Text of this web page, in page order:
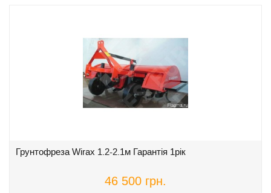
Грунтофреза Wirax 1.2-2.1м Гарантія 1рік
46 500 грн.